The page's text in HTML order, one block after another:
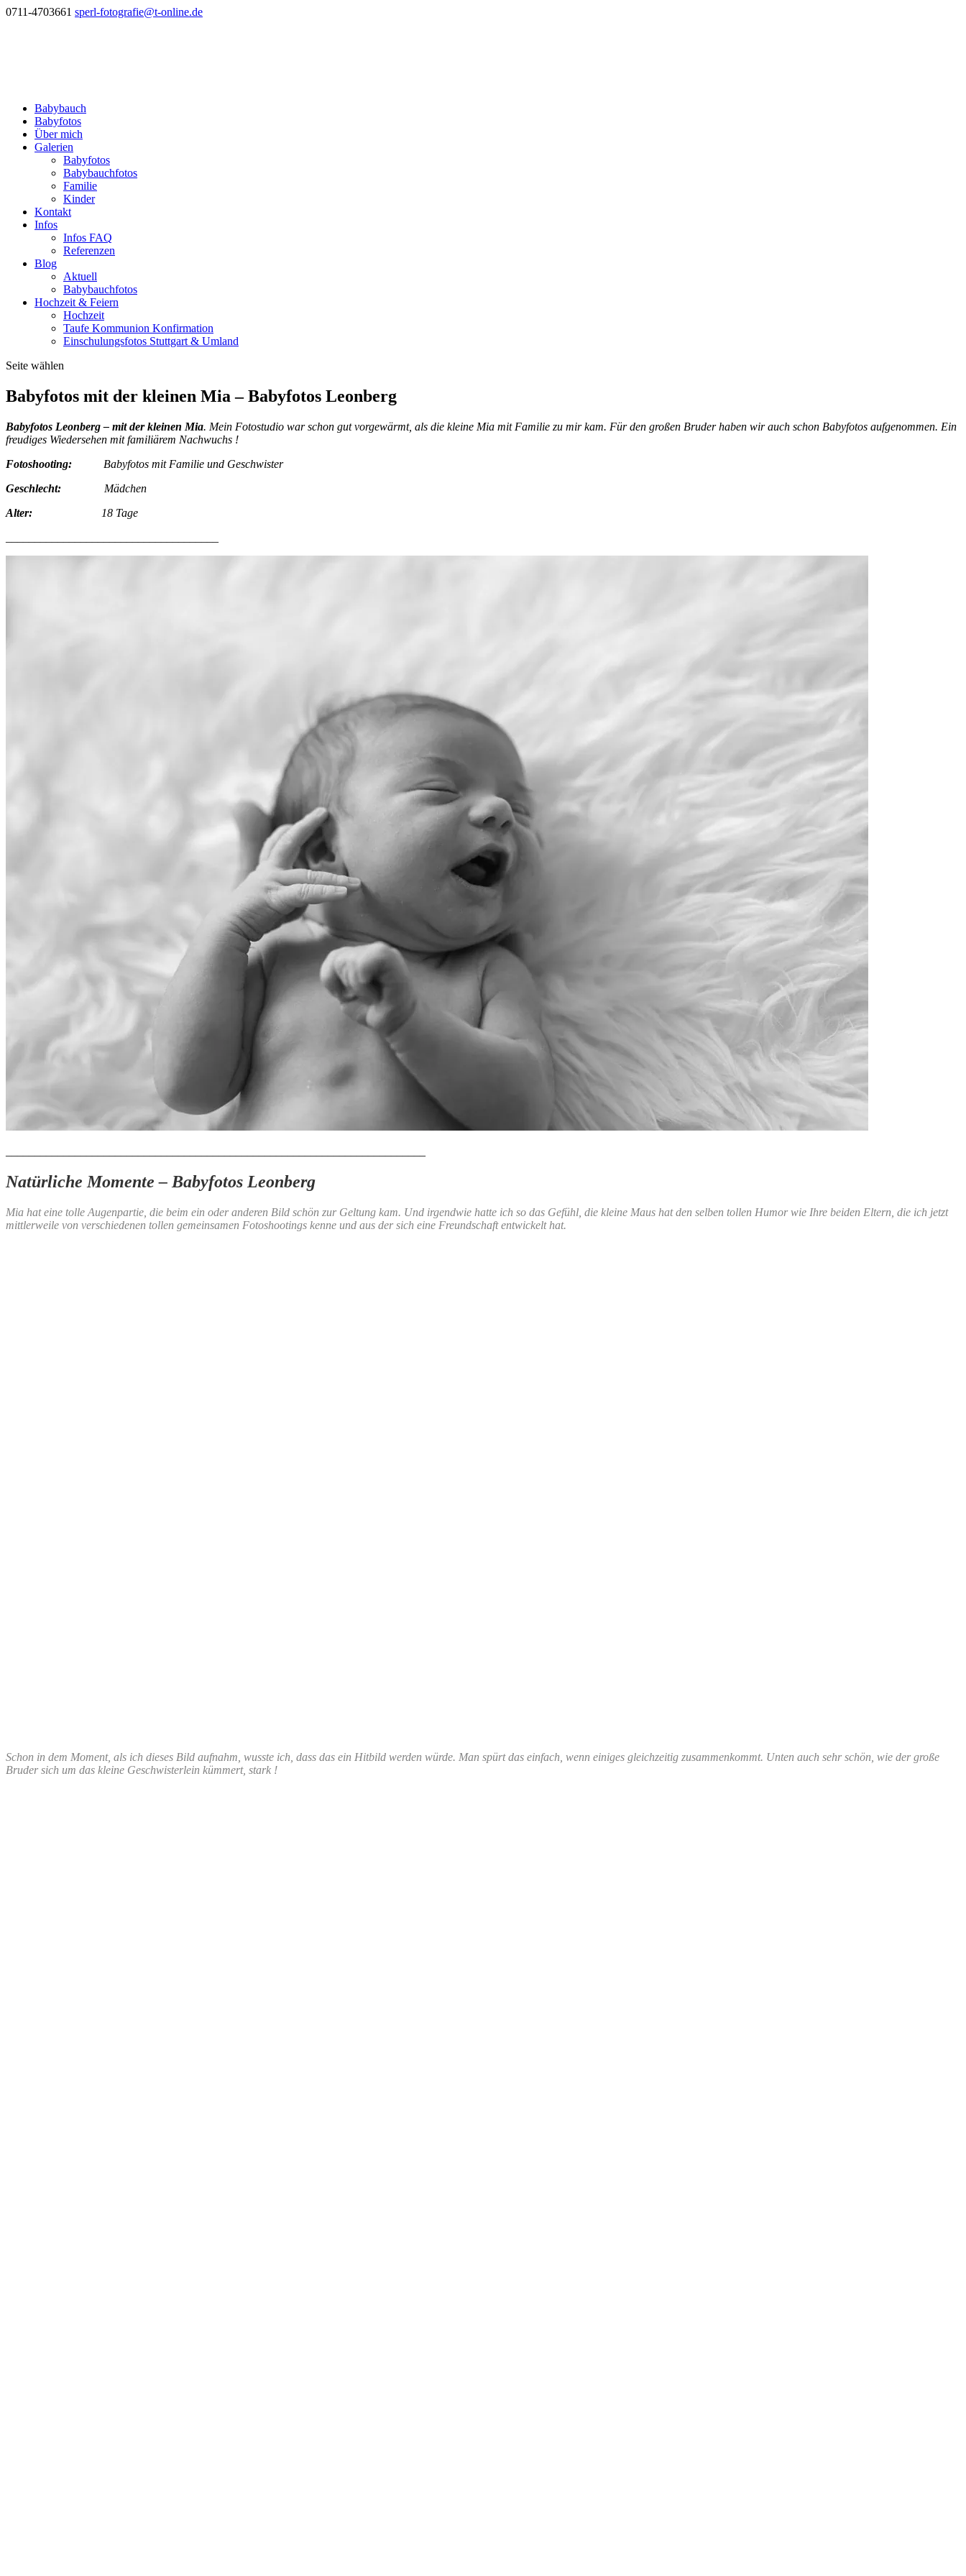
0711-4703661 sperl-fotografie@t-online.de
Babybauch
Babyfotos
Über mich
Galerien
Babyfotos
Babybauchfotos
Familie
Kinder
Kontakt
Infos
Infos FAQ
Referenzen
Blog
Aktuell
Babybauchfotos
Hochzeit & Feiern
Hochzeit
Taufe Kommunion Konfirmation
Einschulungsfotos Stuttgart & Umland
Seite wählen
Babyfotos mit der kleinen Mia – Babyfotos Leonberg
Babyfotos Leonberg – mit der kleinen Mia. Mein Fotostudio war schon gut vorgewärmt, als die kleine Mia mit Familie zu mir kam. Für den großen Bruder haben wir auch schon Babyfotos aufgenommen. Ein
freudiges Wiedersehen mit familiärem Nachwuchs !
Fotoshooting: Babyfotos mit Familie und Geschwister
Geschlecht:
Mädchen
Alter: 18 Tage
Natürliche Momente – Babyfotos Leonberg
Mia hat eine tolle Augenpartie, die beim ein oder anderen Bild schön zur Geltung kam. Und irgendwie hatte ich so das Gefühl, die kleine Maus hat den selben tollen Humor wie Ihre beiden Eltern, die ich jetzt
mittlerweile von verschiedenen tollen gemeinsamen Fotoshootings kenne und aus der sich eine Freundschaft entwickelt hat.
Schon in dem Moment, als ich dieses Bild aufnahm, wusste ich, dass das ein Hitbild werden würde. Man spürt das einfach, wenn einiges gleichzeitig zusammenkommt. Unten auch sehr schön, wie der große
Bruder sich um das kleine Geschwisterlein kümmert, stark !